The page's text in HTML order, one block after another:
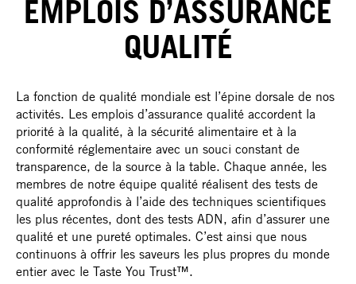
EMPLOIS D’ASSURANCE
QUALITÉ
La fonction de qualité mondiale est l’épine dorsale de nos
activités. Les emplois d’assurance qualité accordent la
priorité à la qualité, à la sécurité alimentaire et à la
conformité réglementaire avec un souci constant de
transparence, de la source à la table. Chaque année, les
membres de notre équipe qualité réalisent des tests de
qualité approfondis à l’aide des techniques scientifiques
les plus récentes, dont des tests ADN, afin d’assurer une
qualité et une pureté optimales. C’est ainsi que nous
continuons à offrir les saveurs les plus propres du monde
entier avec le Taste You Trust™.